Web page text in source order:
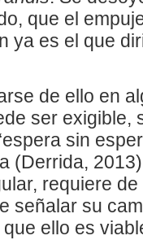
que el
ya es el que
de ello en
ser exigible,
sin
(Derrida,
requiere
señalar su
ello es